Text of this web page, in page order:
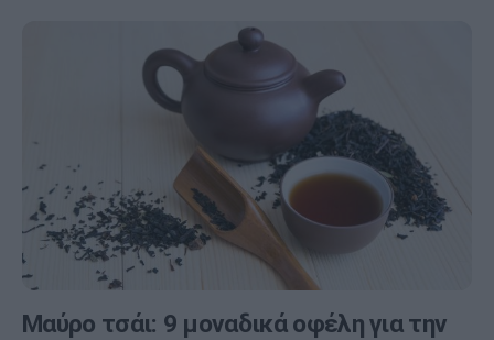
Μαύρο τσάι: 9 μοναδικά οφέλη για την